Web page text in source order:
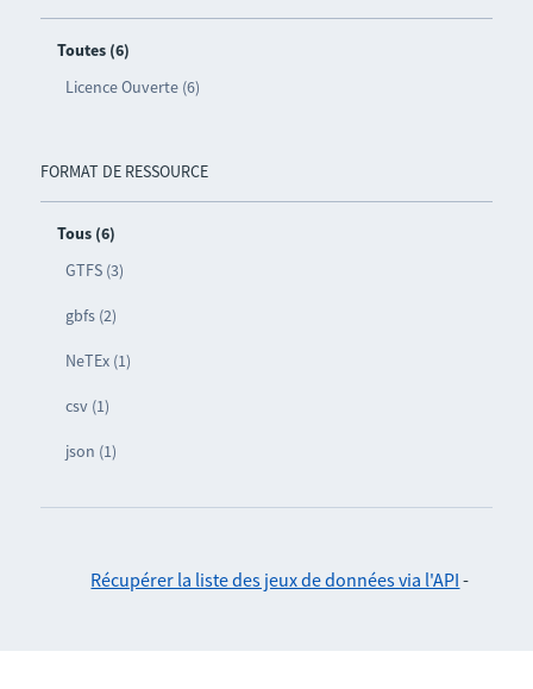
Toutes (6)
Licence Ouverte (6)
FORMAT DE RESSOURCE
Tous (6)
GTFS (3)
gbfs (2)
NeTEx (1)
csv (1)
json (1)
Récupérer la liste des jeux de données via l'API -